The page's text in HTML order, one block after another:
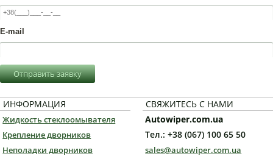
E-mail
Отправить заявку
ИНФОРМАЦИЯ
Жидкость стеклоомывателя
Крепление дворников
Неполадки дворников
СВЯЖИТЕСЬ С НАМИ
Autowiper.com.ua
Тел.: +38 (067) 100 65 50
sales@autowiper.com.ua